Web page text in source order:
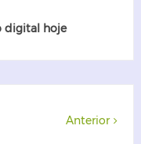
digital hoje
Anterior